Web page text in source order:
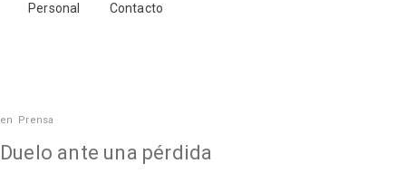
Personal Contacto
en Prensa
Duelo ante una pérdida